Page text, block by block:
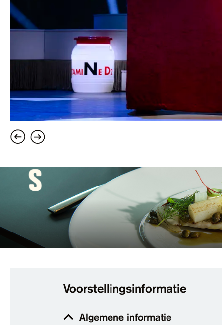
Voorstellingsinformatie
Algemene informatie